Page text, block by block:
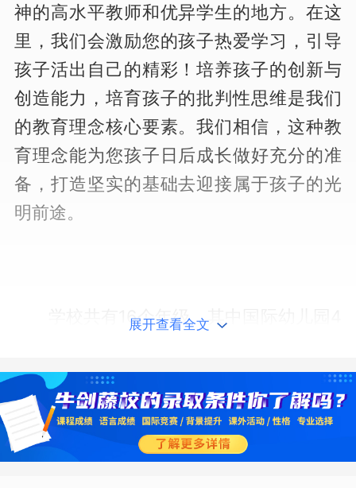
神的高水平教师和优异学生的地方。在这
里，我们会激励您的孩子热爱学习，引导
孩子活出自己的精彩！培养孩子的创新与
创造能力，培育孩子的批判性思维是我们
的教育理念核心要素。我们相信，这种教
育理念能为您孩子日后成长做好充分的准
备，打造坚实的基础去迎接属于孩子的光
明前途。
学校共有16个年级，其中国际幼儿园4
年级，国际初中3个年级，国际高中3个年
级，每个年级课程都是根据加拿大艾伯塔
省的课程教育的设计而开展。
展开查看全文